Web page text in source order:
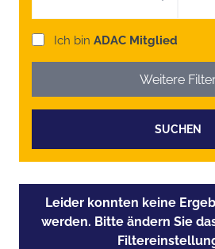
Ich bin ADAC Mitglied
Weitere
SUCHEN
Leider konnten keine
werden. Bitte ändern Sie